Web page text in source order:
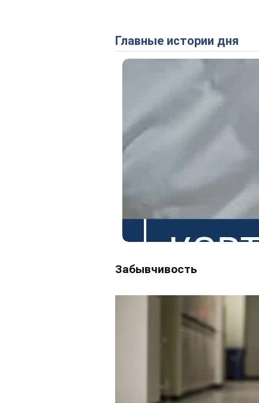
Главные истории дня
Забывчивость